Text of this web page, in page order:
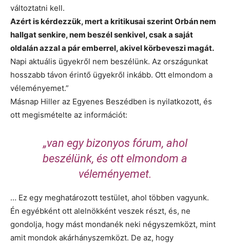
változtatni kell.
Azért is kérdezzük, mert a kritikusai szerint Orbán nem
hallgat senkire, nem beszél senkivel, csak a saját
oldalán azzal a pár emberrel, akivel körbeveszi magát.
Napi aktuális ügyekről nem beszélünk. Az országunkat
hosszabb távon érintő ügyekről inkább. Ott elmondom a
véleményemet.”
Másnap Hiller az Egyenes Beszédben is nyilatkozott, és
ott megismételte az információt:
„van egy bizonyos fórum, ahol
beszélünk, és ott elmondom a
véleményemet.
… Ez egy meghatározott testület, ahol többen vagyunk.
Én egyébként ott alelnökként veszek részt, és, ne
gondolja, hogy mást mondanék neki négyszemközt, mint
amit mondok akárhányszemközt. De az, hogy